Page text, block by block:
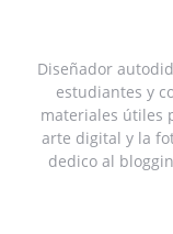
Diseñador
estudiantes y
materiales útiles
arte digital y la
dedico al